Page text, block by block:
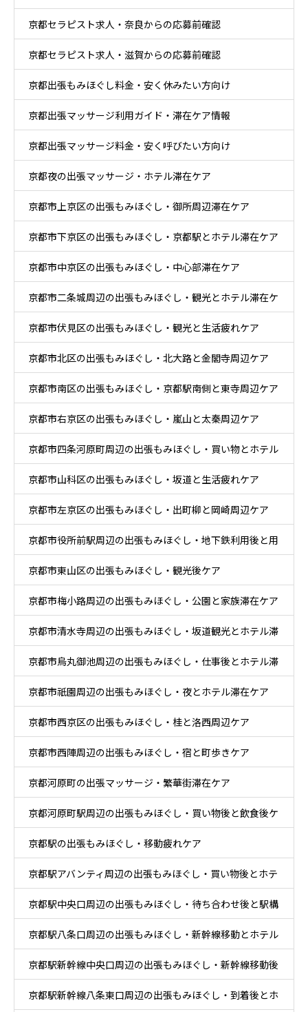
京都セラピスト求人・奈良からの応募前確認
京都セラピスト求人・滋賀からの応募前確認
京都出張もみほぐし料金・安く休みたい方向け
京都出張マッサージ利用ガイド・滞在ケア情報
京都出張マッサージ料金・安く呼びたい方向け
京都夜の出張マッサージ・ホテル滞在ケア
京都市上京区の出張もみほぐし・御所周辺滞在ケア
京都市下京区の出張もみほぐし・京都駅とホテル滞在ケア
京都市中京区の出張もみほぐし・中心部滞在ケア
京都市二条城周辺の出張もみほぐし・観光とホテル滞在ケ
ア
京都市伏見区の出張もみほぐし・観光と生活疲れケア
京都市北区の出張もみほぐし・北大路と金閣寺周辺ケア
京都市南区の出張もみほぐし・京都駅南側と東寺周辺ケア
京都市右京区の出張もみほぐし・嵐山と太秦周辺ケア
京都市四条河原町周辺の出張もみほぐし・買い物とホテル
滞在ケア
京都市山科区の出張もみほぐし・坂道と生活疲れケア
京都市左京区の出張もみほぐし・出町柳と岡崎周辺ケア
京都市役所前駅周辺の出張もみほぐし・地下鉄利用後と用
事後ケア
京都市東山区の出張もみほぐし・観光後ケア
京都市梅小路周辺の出張もみほぐし・公園と家族滞在ケア
京都市清水寺周辺の出張もみほぐし・坂道観光とホテル滞
在ケア
京都市烏丸御池周辺の出張もみほぐし・仕事後とホテル滞
在ケア
京都市祇園周辺の出張もみほぐし・夜とホテル滞在ケア
京都市西京区の出張もみほぐし・桂と洛西周辺ケア
京都市西陣周辺の出張もみほぐし・宿と町歩きケア
京都河原町の出張マッサージ・繁華街滞在ケア
京都河原町駅周辺の出張もみほぐし・買い物後と飲食後ケ
ア
京都駅の出張もみほぐし・移動疲れケア
京都駅アバンティ周辺の出張もみほぐし・買い物後とホテ
ル休息ケア
京都駅中央口周辺の出張もみほぐし・待ち合わせ後と駅構
内移動ケア
京都駅八条口周辺の出張もみほぐし・新幹線移動とホテル
滞在ケア
京都駅新幹線中央口周辺の出張もみほぐし・新幹線移動後
と乗換ケア
京都駅新幹線八条東口周辺の出張もみほぐし・到着後とホ